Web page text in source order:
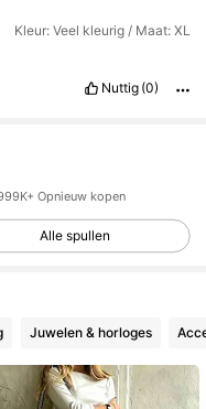
Kleur: Veel kleurig / Maat: XL
Nuttig (0)
Opnieuw kopen
Alle spullen
Juwelen & horloges